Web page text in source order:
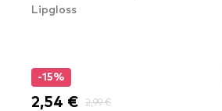
Lipgloss
-15%
2,54 € 2,99 €